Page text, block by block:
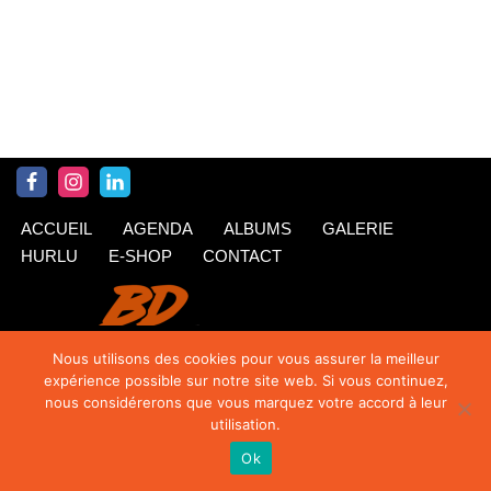
ACCUEIL AGENDA ALBUMS
GALERIE
HURLU
E-SHOP CONTACT
TipTop
Nous utilisons des cookies pour vous assurer la meilleur
expérience possible sur notre site web. Si vous continuez,
nous considérerons que vous marquez votre accord à leur
utilisation.
Ok